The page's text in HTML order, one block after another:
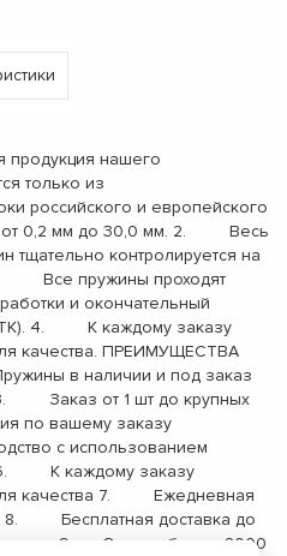
нашего
только из
российского и европейского
от 0,2 мм до 30,0 мм. 2. Весь
тщательно контролируется на
3. Все пружины проходят
и окончательный
4. К каждому заказу
качества. ПРЕИМУЩЕСТВА
в наличии и под заказ
Заказ от 1 шт до крупных
по вашему заказу
с использованием
6. К каждому заказу
качества 7. Ежедневная
8. Бесплатная доставка до
9. Опыт работы с 2000